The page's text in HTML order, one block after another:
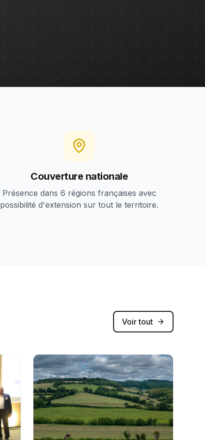
Couverture nationale
Présence dans 6 régions françaises avec
possibilité d'extension sur tout le territoire.
Voir tout